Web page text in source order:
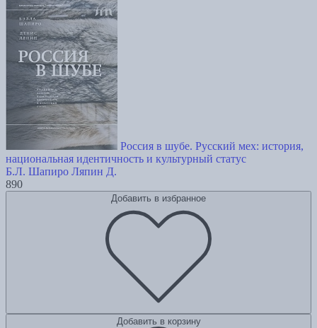
Россия в шубе. Русский мех: история,
национальная идентичность и культурный статус
Б.Л. Шапиро Ляпин Д.
890
Добавить в избранное
Добавить в корзину